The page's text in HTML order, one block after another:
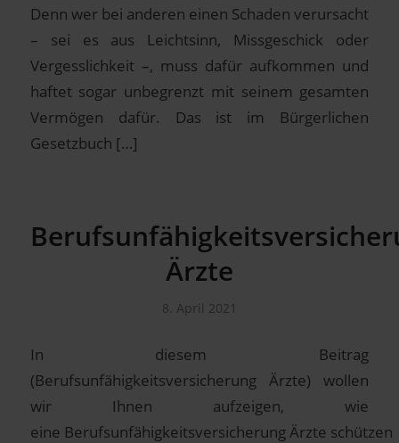
Denn wer bei anderen einen Schaden verursacht
– sei es aus Leichtsinn, Missgeschick oder
Vergesslichkeit –, muss dafür aufkommen und
haftet sogar unbegrenzt mit seinem gesamten
Vermögen dafür. Das ist im Bürgerlichen
Gesetzbuch […]
Ärzte
8. April 2021
In diesem Beitrag
(Berufsunfähigkeitsversicherung Ärzte) wollen
wir Ihnen aufzeigen, wie
eine Berufsunfähigkeitsversicherung Ärzte schützen